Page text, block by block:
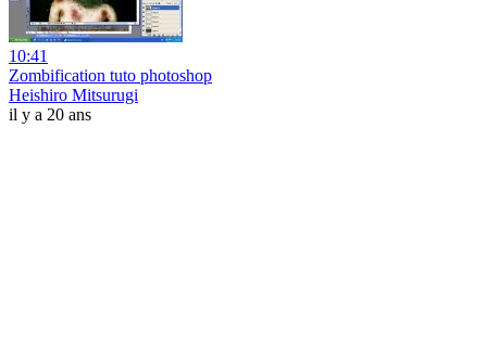
10:41
Zombification tuto photoshop
Heishiro Mitsurugi
il y a 20 ans